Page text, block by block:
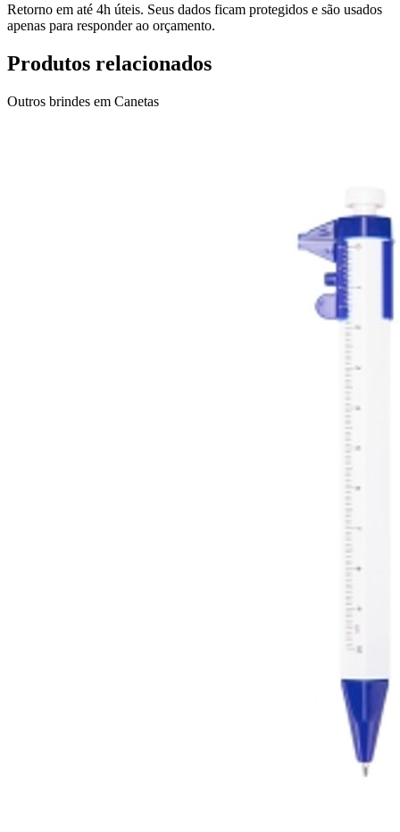
Retorno em até 4h úteis. Seus dados ficam protegidos e são usados
apenas para responder ao orçamento.
Produtos relacionados
Outros brindes em Canetas